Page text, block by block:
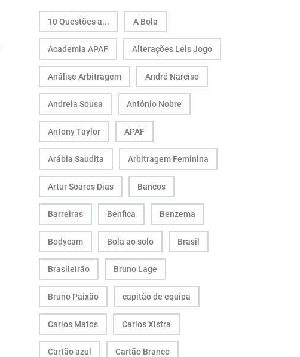
10 Questões a... A Bola
Academia APAF Alterações Leis Jogo
Análise Arbitragem André Narciso
Andreia Sousa António Nobre
Antony Taylor APAF
Arábia Saudita Arbitragem Feminina
Artur Soares Dias Bancos
Barreiras Benfica Benzema
Bodycam Bola ao solo Brasil
Brasileirão Bruno Lage
Bruno Paixão capitão de equipa
Carlos Matos Carlos Xistra
Cartão azul Cartão Branco